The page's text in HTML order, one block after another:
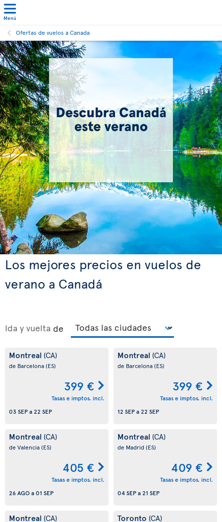
Menú
Ofertas de vuelos a Canada
Los mejores precios en vuelos de
verano a Canadá
Ida y vuelta de
Montreal (CA)
de Barcelona(ES)
399 €
Tasas e imptos. incl.
03 SEPa22 SEP
Montreal (CA)
de Barcelona(ES)
399 €
Tasas e imptos. incl.
12 SEPa22 SEP
Montreal (CA)
de Valencia(ES)
405 €
Tasas e imptos. incl.
26 AGOa01 SEP
Montreal (CA)
de Madrid(ES)
409 €
Tasas e imptos. incl.
04 SEPa21 SEP
Montreal (CA) Toronto (CA)